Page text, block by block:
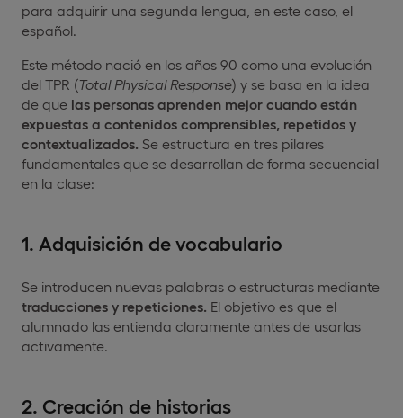
para adquirir una segunda lengua, en este caso, el
español.
Este método nació en los años 90 como una evolución
del TPR (Total Physical Response) y se basa en la idea
de que las personas aprenden mejor cuando están
expuestas a contenidos comprensibles, repetidos y
contextualizados. Se estructura en tres pilares
fundamentales que se desarrollan de forma secuencial
en la clase:
1. Adquisición de vocabulario
Se introducen nuevas palabras o estructuras mediante
traducciones y repeticiones. El objetivo es que el
alumnado las entienda claramente antes de usarlas
activamente.
2. Creación de historias